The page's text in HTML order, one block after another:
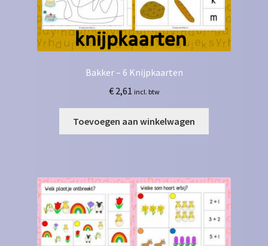
Bakker – 6 Knijpkaarten
€2,61 incl. btw
Toevoegen aan winkelwagen